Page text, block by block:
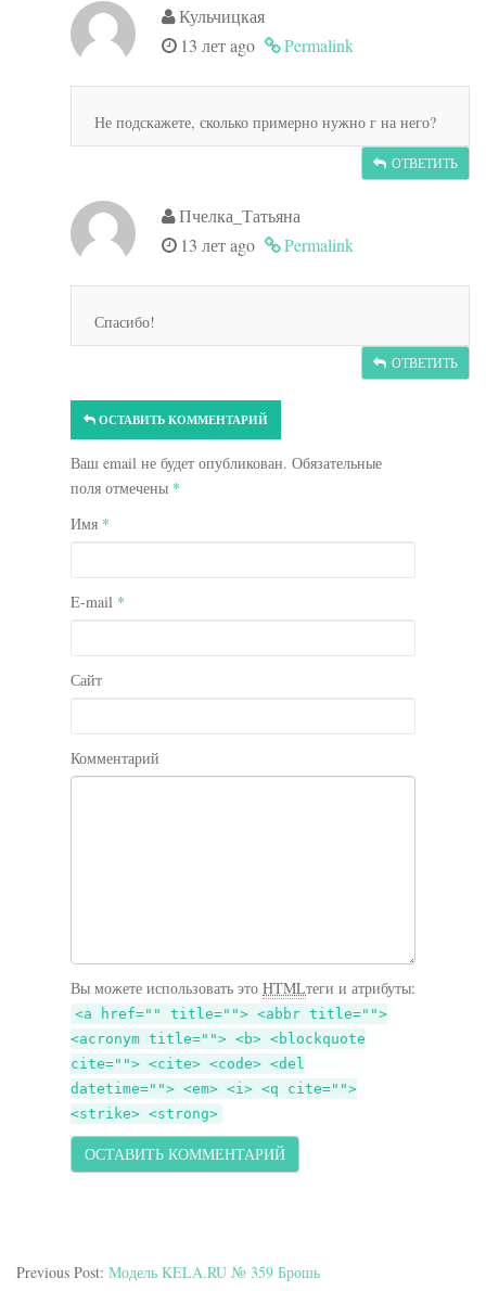
Кульчицкая
13 лет ago
Permalink
Не подскажете, сколько примерно нужно г на него?
ОТВЕТИТЬ
Пчелка_Татьяна
13 лет ago
Permalink
Спасибо!
ОТВЕТИТЬ
ОСТАВИТЬ КОММЕНТАРИЙ
Ваш email не будет опубликован. Обязательные
поля отмечены *
Имя *
E-mail *
Сайт
Комментарий
Вы можете использовать это HTMLтеги и атрибуты:
<a href="" title=""> <abbr title="">
<acronym title=""> <b> <blockquote
cite=""> <cite> <code> <del
datetime=""> <em> <i> <q cite="">
<strike> <strong>
Previous Post: Модель KELA.RU № 359 Брошь